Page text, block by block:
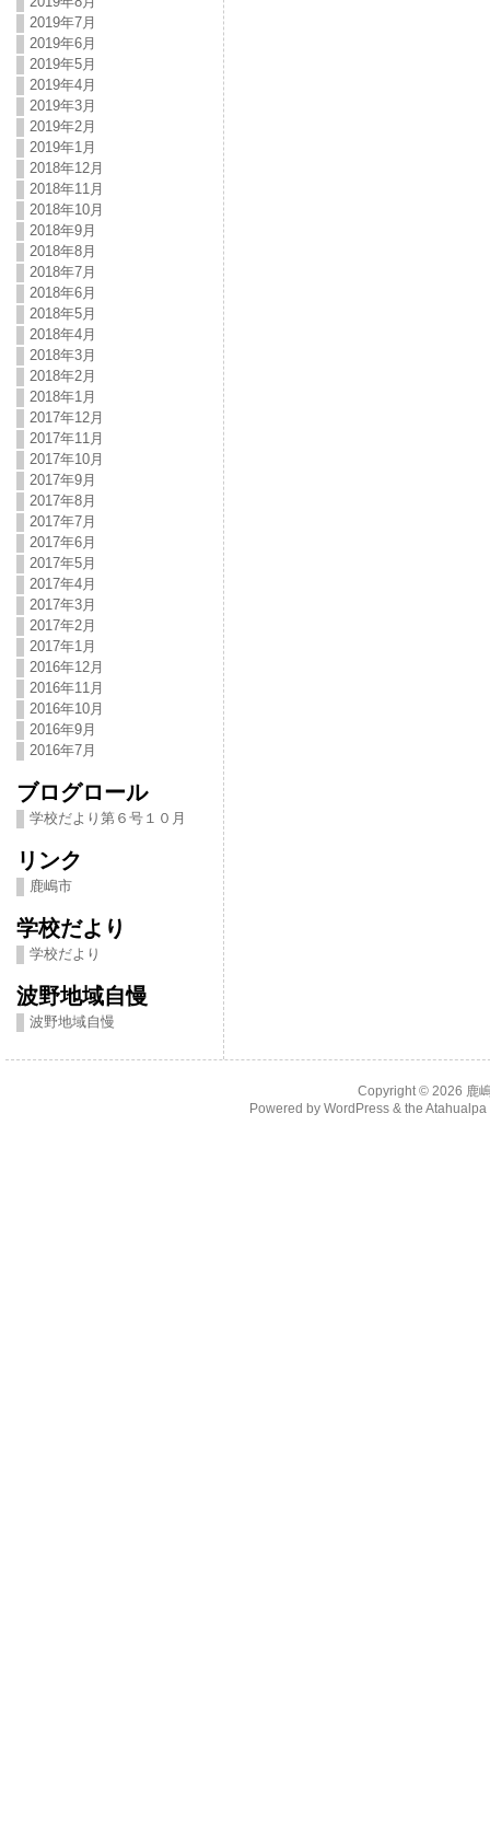
2019年7月
2019年6月
2019年5月
2019年4月
2019年3月
2019年2月
2019年1月
2018年12月
2018年11月
2018年10月
2018年9月
2018年8月
2018年7月
2018年6月
2018年5月
2018年4月
2018年3月
2018年2月
2018年1月
2017年12月
2017年11月
2017年10月
2017年9月
2017年8月
2017年7月
2017年6月
2017年5月
2017年4月
2017年3月
2017年2月
2017年1月
2016年12月
2016年11月
2016年10月
2016年9月
2016年7月
ブログロール
学校だより第６号１０月
リンク
鹿嶋市
学校だより
学校だより
波野地域自慢
波野地域自慢
Copyright © 2026 鹿
Powered by WordPress& the Atahualpa